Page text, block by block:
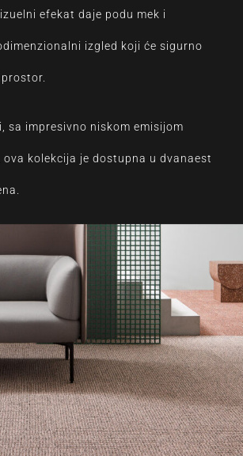
efekat daje podu mek i
izgled koji će sigurno
sa impresivno niskom emisijom
kolekcija je dostupna u dvanaest